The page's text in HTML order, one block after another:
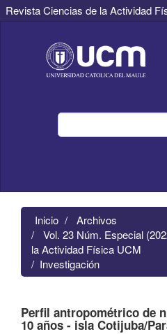
Revista Ciencias de la Actividad
principal
Contenido
principal
Inicio
Archivos
Vol. 23 Núm. Especial
la Actividad Física UCM
Investigación
Perfil antropométrico de
10 años - isla Cotijuba/